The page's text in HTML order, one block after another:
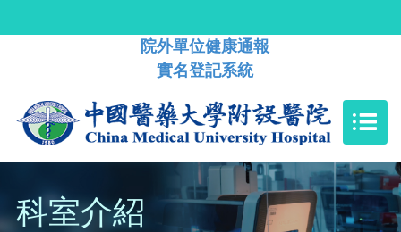
院外單位健康通報
實名登記系統
科室介紹